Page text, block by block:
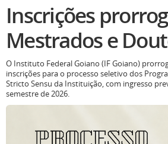
Inscrições
Mestrados e
O Instituto Federal Goiano (IF Goiano)
inscrições para o processo seletivo dos
Stricto Sensu da Instituição, com ingresso
semestre de 2026.